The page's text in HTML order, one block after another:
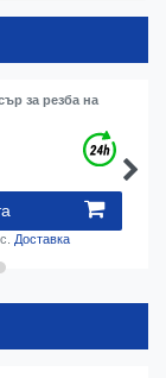
за резба на
Доставка